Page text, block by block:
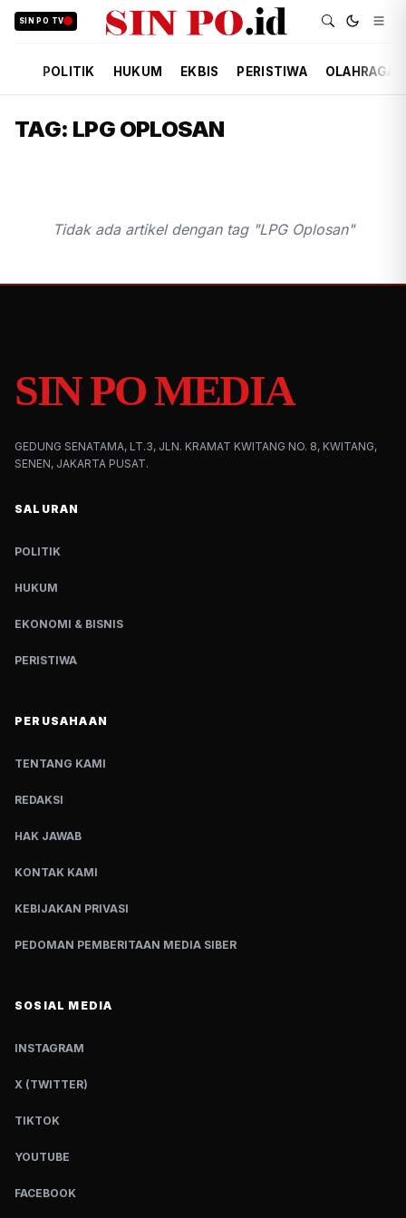
SIN PO TV
POLITIK HUKUM EKBIS PERISTIWA OLAHRAGA
TAG: LPG OPLOSAN
Tidak ada artikel dengan tag "LPG Oplosan"
SIN PO MEDIA
GEDUNG SENATAMA, LT.3, JLN. KRAMAT KWITANG NO. 8, KWITANG,
SENEN, JAKARTA PUSAT.
SALURAN
POLITIK
HUKUM
EKONOMI & BISNIS
PERISTIWA
PERUSAHAAN
TENTANG KAMI
REDAKSI
HAK JAWAB
KONTAK KAMI
KEBIJAKAN PRIVASI
PEDOMAN PEMBERITAAN MEDIA SIBER
SOSIAL MEDIA
INSTAGRAM
X (TWITTER)
TIKTOK
YOUTUBE
FACEBOOK